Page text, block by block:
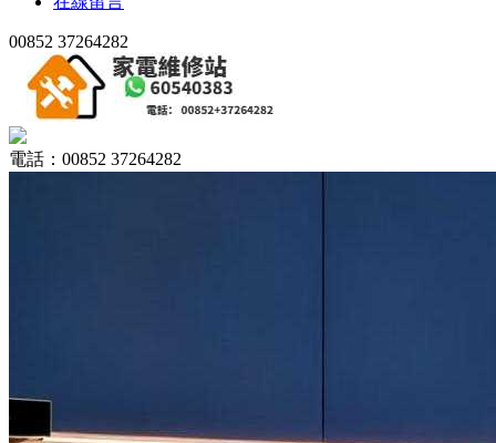
00852 37264282
電話：00852 37264282